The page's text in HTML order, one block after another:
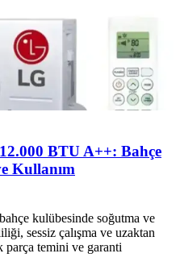
BTU A++: Bahçe
Kullanım
kulübesinde soğutma ve
sessiz çalışma ve uzaktan
parça temini ve garanti